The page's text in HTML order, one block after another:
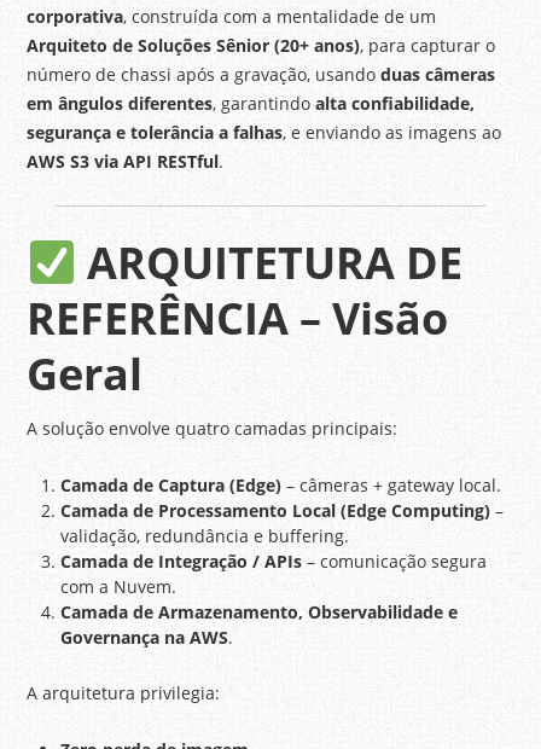
corporativa, construída com a mentalidade de um
Arquiteto de Soluções Sênior (20+ anos), para capturar o
número de chassi após a gravação, usandoduas câmeras
em ângulos diferentes, garantindoalta confiabilidade,
segurança e tolerância a falhas, e enviando as imagens ao
AWS S3 via API RESTful.
ARQUITETURA DE
REFERÊNCIA – Visão
Geral
A solução envolve quatro camadas principais:
Camada de Captura (Edge) – câmeras + gateway local.
Camada de Processamento Local (Edge Computing) –
validação, redundância e buffering.
Camada de Integração / APIs – comunicação segura
com a Nuvem.
Camada de Armazenamento, Observabilidade e
Governança na AWS.
A arquitetura privilegia: